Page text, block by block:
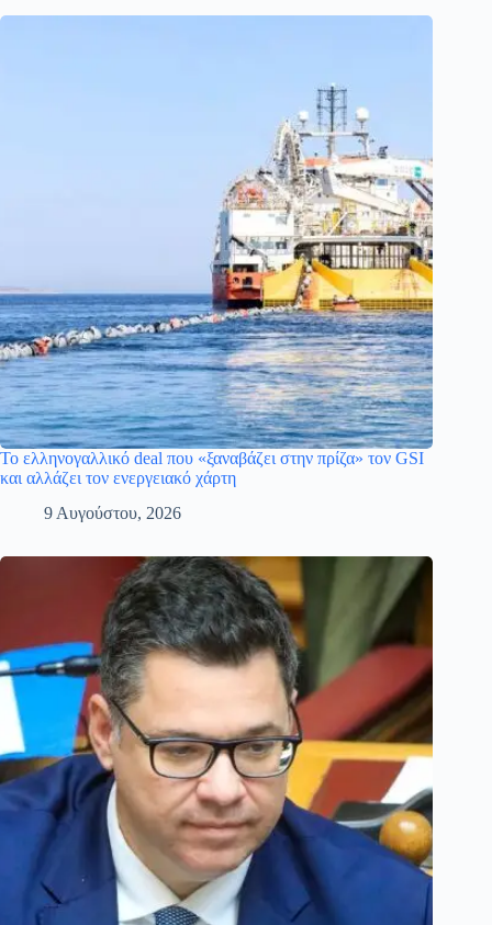
Το ελληνογαλλικό deal που «ξαναβάζει στην πρίζα» τον GSI
και αλλάζει τον ενεργειακό χάρτη
9 Αυγούστου, 2026